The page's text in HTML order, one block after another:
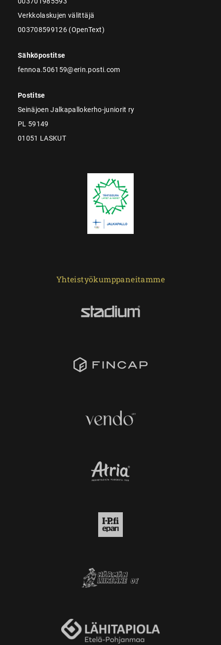
Verkkolaskujen välittäjä
003708599126 (OpenText)
Sähköpostitse
fennoa.506159@erin.posti.com
Postitse
Seinäjoen Jalkapallokerho-juniorit ry
PL 59149
01051 LASKUT
Yhteistyökumppaneitamme